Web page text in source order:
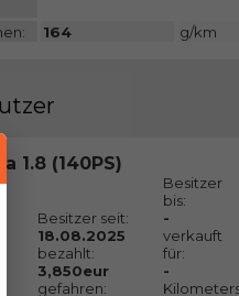
164 g/km
1.8 (140PS)
Besitzer seit:
18.08.2025
bezahlt:
3,850eur
gefahren:
Besitzer
bis:
-
verkauft
für:
-